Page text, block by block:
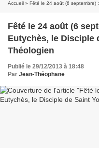
Accueil » Fêté le 24 août (6 septembre) : Saint
Fêté le 24 août (6
Eutychès, le Disciple
Théologien
Publié le 29/12/2013 à 18:48
Par Jean-Théophane